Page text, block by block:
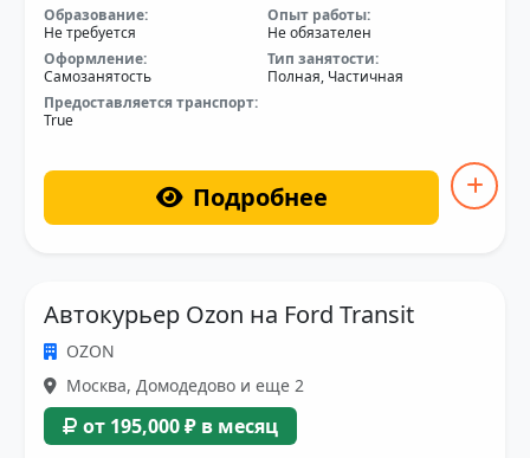
Образование:
Не требуется
Опыт работы:
Не обязателен
Оформление:
Самозанятость
Тип занятости:
Полная, Частичная
Предоставляется транспорт:
True
Подробнее
Автокурьер Ozon на Ford Transit
OZON
Москва, Домодедово и еще 2
от 195,000 ₽ в месяц